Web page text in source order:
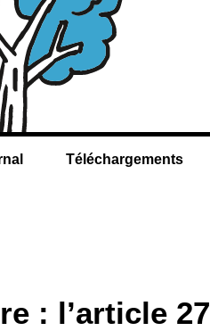
Téléchargements
: l’article 27